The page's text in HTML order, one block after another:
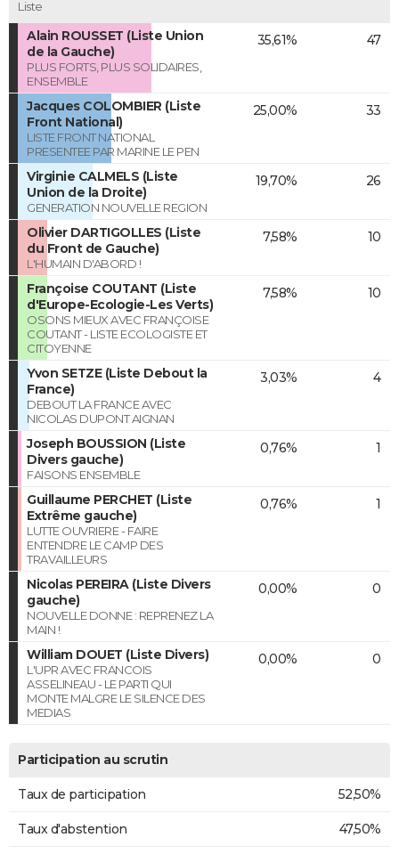
Liste
Alain ROUSSET (Liste Union
de la Gauche)
PLUS FORTS, PLUS SOLIDAIRES,
ENSEMBLE
35,61% 47
Jacques COLOMBIER (Liste
Front National)
LISTE FRONT NATIONAL
PRESENTEE PAR MARINE LE PEN
25,00% 33
Virginie CALMELS (Liste
Union de la Droite)
GENERATION NOUVELLE REGION
19,70% 26
Olivier DARTIGOLLES (Liste
du Front de Gauche)
L'HUMAIN D'ABORD !
7,58% 10
Françoise COUTANT (Liste
d'Europe-Ecologie-Les Verts)
OSONS MIEUX AVEC FRANÇOISE
COUTANT - LISTE ECOLOGISTE ET
CITOYENNE
7,58% 10
Yvon SETZE (Liste Debout la
France)
DEBOUT LA FRANCE AVEC
NICOLAS DUPONT AIGNAN
3,03% 4
Joseph BOUSSION (Liste
Divers gauche)
FAISONS ENSEMBLE
0,76% 1
Guillaume PERCHET (Liste
Extrême gauche)
LUTTE OUVRIERE - FAIRE
ENTENDRE LE CAMP DES
TRAVAILLEURS
0,76% 1
Nicolas PEREIRA (Liste Divers
gauche)
NOUVELLE DONNE : REPRENEZ LA
MAIN !
0,00% 0
William DOUET (Liste Divers)
L'UPR AVEC FRANCOIS
ASSELINEAU - LE PARTI QUI
MONTE MALGRE LE SILENCE DES
MEDIAS
0,00% 0
Participation au scrutin
Taux de participation 52,50%
Taux d'abstention 47,50%